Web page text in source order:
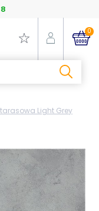
0
tarasowa Light Grey